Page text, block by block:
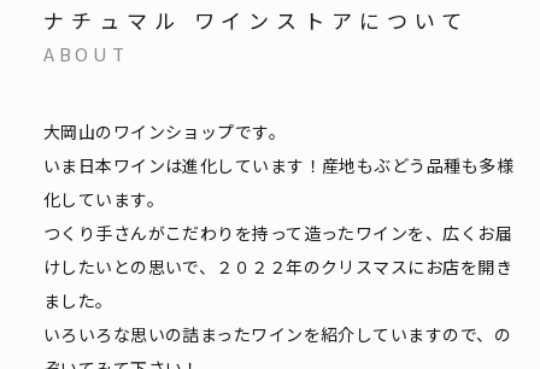
ナチュマル ワインストアについて
ABOUT
大岡山のワインショップです。
いま日本ワインは進化しています！産地もぶどう品種も多様
化しています。
つくり手さんがこだわりを持って造ったワインを、広くお届
けしたいとの思いで、２０２２年のクリスマスにお店を開き
ました。
いろいろな思いの詰まったワインを紹介していますので、の